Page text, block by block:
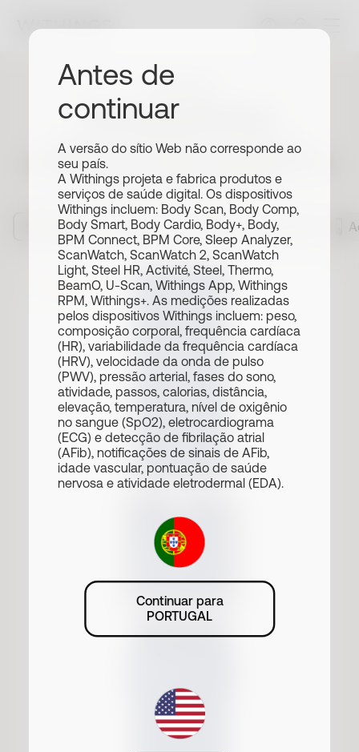
Antes de
continuar
A versão do sítio Web não corresponde ao
seu país.
A Withings projeta e fabrica produtos e
serviços de saúde digital. Os dispositivos
Withings incluem: Body Scan, Body Comp,
Body Smart, Body Cardio, Body+, Body,
BPM Connect, BPM Core, Sleep Analyzer,
ScanWatch, ScanWatch 2, ScanWatch
Light, Steel HR, Activité, Steel, Thermo,
BeamO, U-Scan, Withings App, Withings
RPM, Withings+. As medições realizadas
pelos dispositivos Withings incluem: peso,
composição corporal, frequência cardíaca
(HR), variabilidade da frequência cardíaca
(HRV), velocidade da onda de pulso
(PWV), pressão arterial, fases do sono,
atividade, passos, calorias, distância,
elevação, temperatura, nível de oxigênio
no sangue (SpO2), eletrocardiograma
(ECG) e detecção de fibrilação atrial
(AFib), notificações de sinais de AFib,
idade vascular, pontuação de saúde
nervosa e atividade eletrodermal (EDA).
Continuar para
PORTUGAL
Withings
Acessórios
Explore nossa linha de acessórios,
projetados para melhorar sua experiência
com os produtos Withings.
Top picks Pulseiras Acessórios BPM
Mais vendido